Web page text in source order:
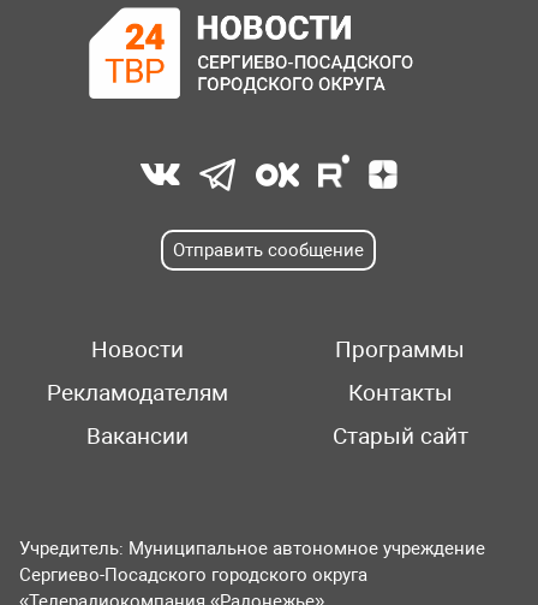
Отправить сообщение
Новости
Программы
Рекламодателям
Контакты
Вакансии
Старый сайт
Учредитель: Муниципальное автономное учреждение
Сергиево-Посадского городского округа